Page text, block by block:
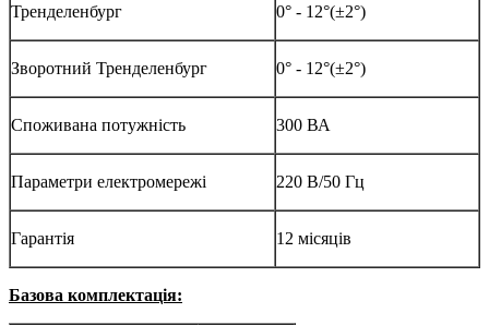
Тренделенбург 0° - 12°(±2°)
Зворотний Тренделенбург 0° - 12°(±2°)
Споживана потужність 300 ВА
Параметри електромережі 220 В/50 Гц
Гарантія 12 місяців
Базова комплектація: